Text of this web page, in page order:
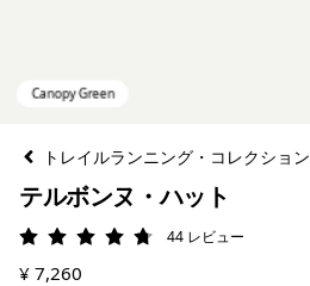
トレイルランニング・コレクション
テルボンヌ・ハット
評価: 4.8 / 5
44 レビュー
¥ 7,260